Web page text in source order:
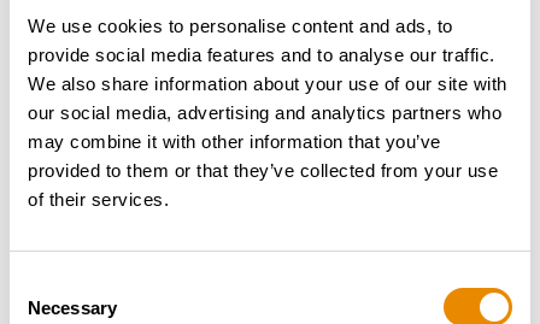
We use cookies to personalise content and ads, to
provide social media features and to analyse our traffic.
We also share information about your use of our site with
our social media, advertising and analytics partners who
may combine it with other information that you’ve
provided to them or that they’ve collected from your use
of their services.
Selection
Necessary